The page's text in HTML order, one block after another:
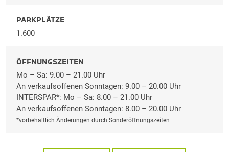
PARKPLÄTZE
1.600
ÖFFNUNGSZEITEN
Mo – Sa: 9.00 – 21.00 Uhr
An verkaufsoffenen Sonntagen: 9.00 – 20.00 Uhr
INTERSPAR*: Mo – Sa: 8.00 – 21.00 Uhr
An verkaufsoffenen Sonntagen: 8.00 – 20.00 Uhr
*vorbehaltlich Änderungen durch Sonderöffnungszeiten